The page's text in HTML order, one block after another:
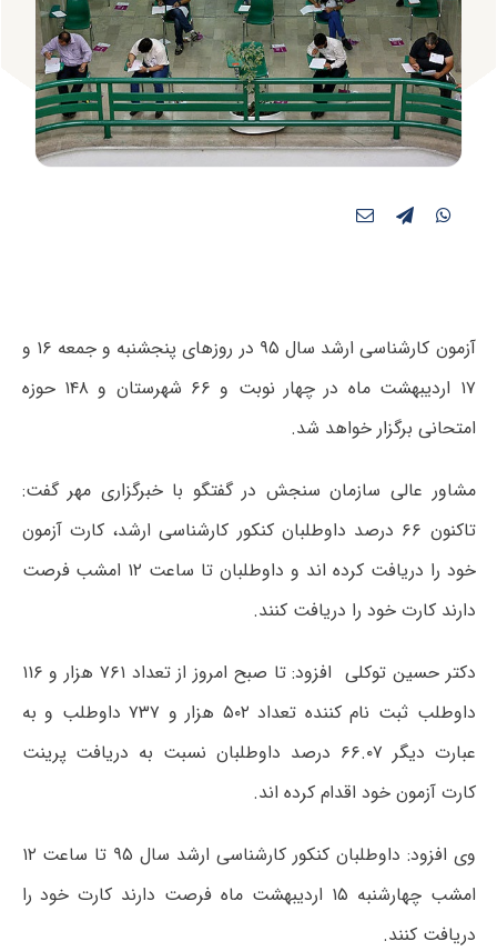
آزمون کارشناسی ارشد سال ۹۵ در روزهای پنجشنبه و جمعه ۱۶ و
۱۷ اردیبهشت ماه در چهار نوبت و ۶۶ شهرستان و ۱۴۸ حوزه
امتحانی برگزار خواهد شد.
مشاور عالی سازمان سنجش در گفتگو با خبرگزاری مهر گفت:
تاکنون ۶۶ درصد داوطلبان کنکور کارشناسی ارشد، کارت آزمون
خود را دریافت کرده اند و داوطلبان تا ساعت ۱۲ امشب فرصت
دارند کارت خود را دریافت کنند.
دکتر حسین توکلی افزود: تا صبح امروز از تعداد ۷۶۱ هزار و ۱۱۶
داوطلب ثبت نام کننده تعداد ۵۰۲ هزار و ۷۳۷ داوطلب و به
عبارت دیگر ۶۶.۰۷ درصد داوطلبان نسبت به دریافت پرینت
کارت آزمون خود اقدام کرده اند.
وی افزود: داوطلبان کنکور کارشناسی ارشد سال ۹۵ تا ساعت ۱۲
امشب چهارشنبه ۱۵ اردیبهشت ماه فرصت دارند کارت خود را
دریافت کنند.